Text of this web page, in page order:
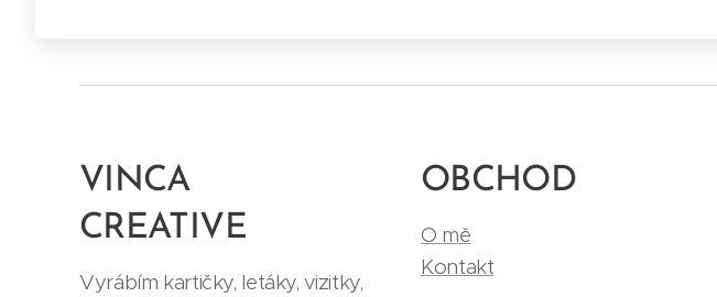
VINCA
CREATIVE
Vyrábím kartičky, letáky, vizitky,
OBCHOD
O mě
Kontakt